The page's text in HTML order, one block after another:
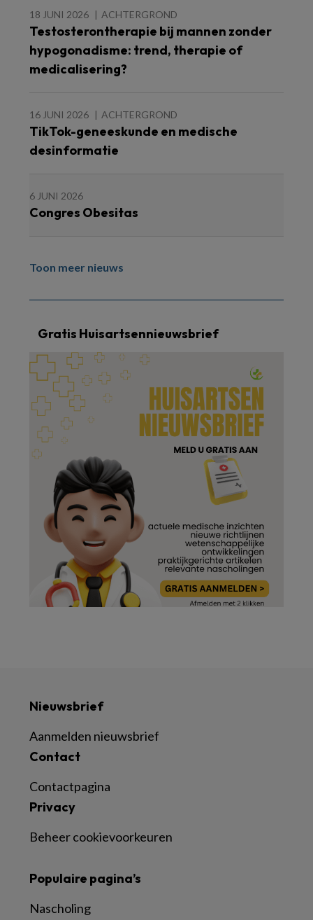
18 JUNI 2026 ACHTERGROND
Testosterontherapie bij mannen zonder
hypogonadisme: trend, therapie of
medicalisering?
16 JUNI 2026 ACHTERGROND
TikTok-geneeskunde en medische
desinformatie
6 JUNI 2026
Congres Obesitas
Toon meer nieuws
Gratis Huisartsennieuwsbrief
Nieuwsbrief
Aanmelden nieuwsbrief
Contact
Contactpagina
Privacy
Beheer cookievoorkeuren
Populaire pagina’s
Nascholing